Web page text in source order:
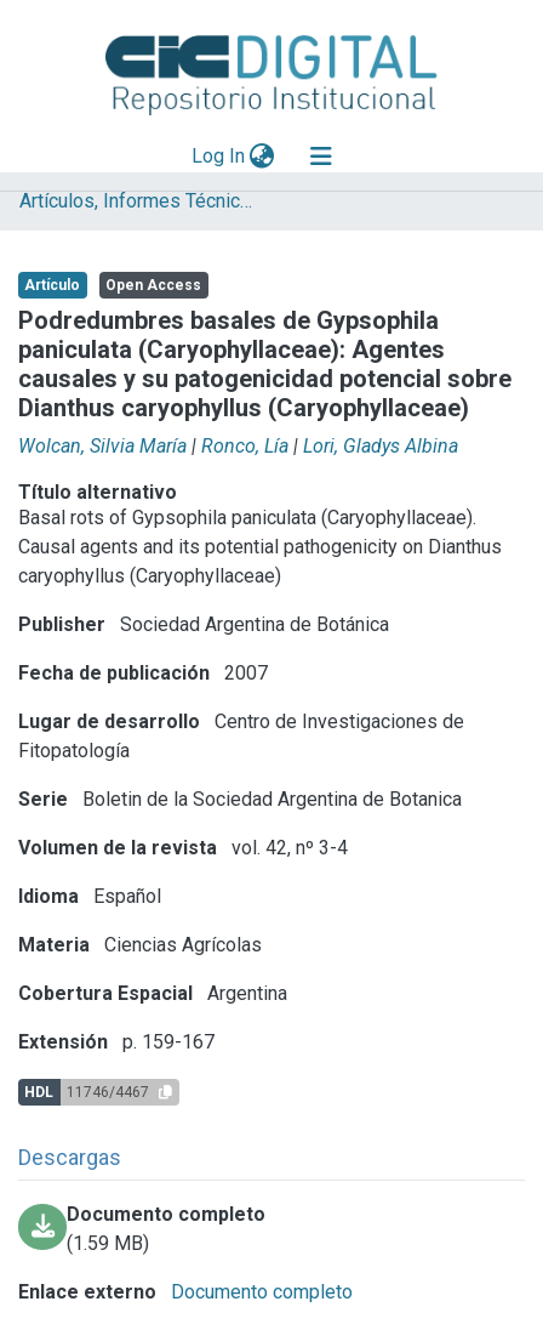
Log In(current)
Explorar
Aportar material
Statistics
Artículos, Informes Técnicos y presentaciones en Congresos
Artículo Open Access
Podredumbres basales de Gypsophila
paniculata (Caryophyllaceae): Agentes
causales y su patogenicidad potencial sobre
Dianthus caryophyllus (Caryophyllaceae)
Wolcan, Silvia María | Ronco, Lía | Lori, Gladys Albina
Título alternativo
Basal rots of Gypsophila paniculata (Caryophyllaceae).
Causal agents and its potential pathogenicity on Dianthus
caryophyllus (Caryophyllaceae)
Publisher Sociedad Argentina de Botánica
Fecha de publicación 2007
Lugar de desarrollo
Centro de Investigaciones de
Fitopatología
Serie Boletin de la Sociedad Argentina de Botanica
Volumen de la revista vol. 42, nº 3-4
Idioma Español
Materia Ciencias Agrícolas
Cobertura Espacial Argentina
Extensión p. 159-167
HDL 11746/4467
Descargas
Documento completo
(1.59 MB)
Enlace externo Documento completo